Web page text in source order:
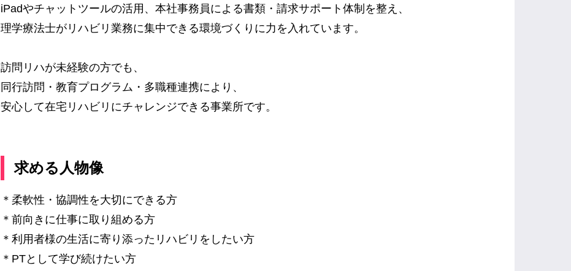
iPadやチャットツールの活用、本社事務員による書類・請求サポート体制を整え、
理学療法士がリハビリ業務に集中できる環境づくりに力を入れています。
訪問リハが未経験の方でも、
同行訪問・教育プログラム・多職種連携により、
安心して在宅リハビリにチャレンジできる事業所です。
求める人物像
＊柔軟性・協調性を大切にできる方
＊前向きに仕事に取り組める方
＊利用者様の生活に寄り添ったリハビリをしたい方
＊PTとして学び続けたい方